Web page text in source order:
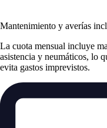
Mantenimiento y averías
La cuota mensual incluye
asistencia y neumáticos, lo
evita gastos imprevistos.